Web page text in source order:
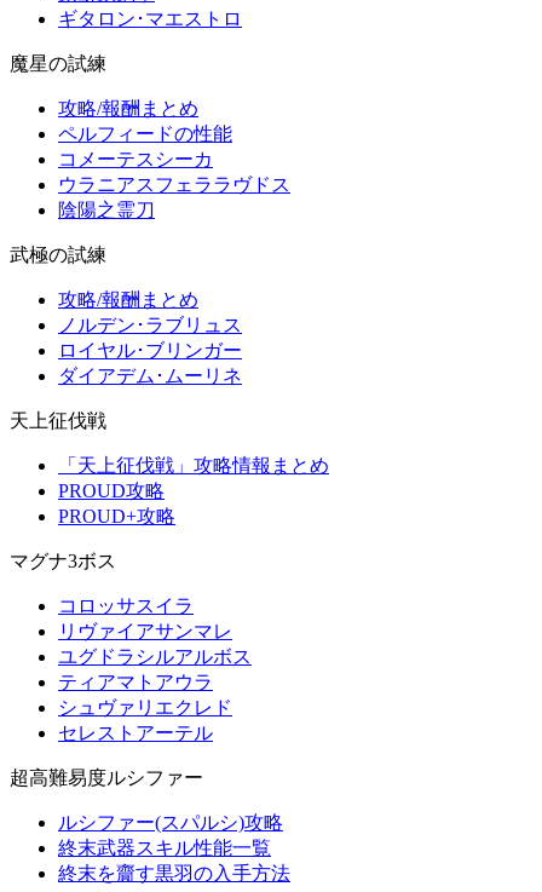
ギタロン･マエストロ
魔星の試練
攻略/報酬まとめ
ペルフィードの性能
コメーテスシーカ
ウラニアスフェララヴドス
陰陽之霊刀
武極の試練
攻略/報酬まとめ
ノルデン･ラブリュス
ロイヤル･ブリンガー
ダイアデム･ムーリネ
天上征伐戦
「天上征伐戦」攻略情報まとめ
PROUD攻略
PROUD+攻略
マグナ3ボス
コロッサスイラ
リヴァイアサンマレ
ユグドラシルアルボス
ティアマトアウラ
シュヴァリエクレド
セレストアーテル
超高難易度ルシファー
ルシファー(スパルシ)攻略
終末武器スキル性能一覧
終末を齎す黒羽の入手方法